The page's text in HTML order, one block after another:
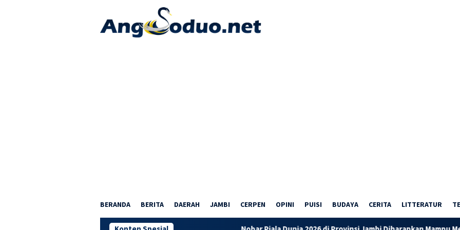
BERANDA BERITA DAERAH JAMBI CERPEN OPINI PUISI BUDAYA CERITA LITTERATUR